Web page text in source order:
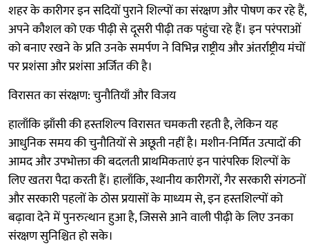
शहर के कारीगर इन सदियों पुराने शिल्पों का संरक्षण और पोषण कर रहे हैं,
अपने कौशल को एक पीढ़ी से दूसरी पीढ़ी तक पहुंचा रहे हैं। इन परंपराओं
को बनाए रखने के प्रति उनके समर्पण ने विभिन्न राष्ट्रीय और अंतर्राष्ट्रीय मंचों
पर प्रशंसा और प्रशंसा अर्जित की है।
विरासत का संरक्षण: चुनौतियाँ और विजय
हालाँकि झाँसी की हस्तशिल्प विरासत चमकती रहती है, लेकिन यह
आधुनिक समय की चुनौतियों से अछूती नहीं है। मशीन-निर्मित उत्पादों की
आमद और उपभोक्ता की बदलती प्राथमिकताएं इन पारंपरिक शिल्पों के
लिए खतरा पैदा करती हैं। हालाँकि, स्थानीय कारीगरों, गैर सरकारी संगठनों
और सरकारी पहलों के ठोस प्रयासों के माध्यम से, इन हस्तशिल्पों को
बढ़ावा देने में पुनरुत्थान हुआ है, जिससे आने वाली पीढ़ी के लिए उनका
संरक्षण सुनिश्चित हो सके।